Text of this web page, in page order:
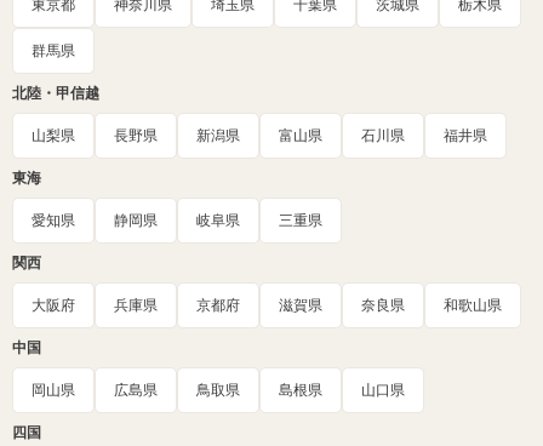
東京都 神奈川県 埼玉県 千葉県 茨城県 栃木県
群馬県
北陸・甲信越
山梨県 長野県 新潟県 富山県 石川県 福井県
東海
愛知県 静岡県 岐阜県 三重県
関西
大阪府 兵庫県 京都府 滋賀県 奈良県 和歌山県
中国
岡山県 広島県 鳥取県 島根県 山口県
四国